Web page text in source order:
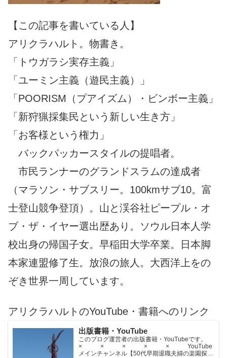
【この記事を書いている人】
アリクラハルト。物書き。
「トウガラシ実存主義」
「ユーミン主義（遊民主義）」
「POORISM（プアイズム）・ビンボー主義」
「新狩猟採集民という新しい生き方」
「お客様という権力」
バックパッカースタイルの提唱者。
市民ランナーのグランドスラムの達成者
（マラソン・サブスリー。100kmサブ10。富
士登山競争登頂）。山と渓谷社ピープル・オ
ブ・ザ・イヤー選出歴あり。ソウル日本人学
校出身の帰国子女。早稲田大学卒業。日本脚
本家連盟修了生。放浪の旅人。大西洋上をの
ぞき世界一周しています。
アリクラハルトのYouTube・書籍へのリンク
出版書籍・YouTube
このブログ運営者の出版書籍・YouTubeです。
× × × × × YouTube
メインチャンネル【50代早期退職夫婦の楽園探求